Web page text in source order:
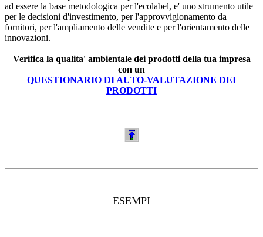
ad essere la base metodologica per l'ecolabel, e' uno strumento utile
per le decisioni d'investimento, per l'approvvigionamento da
fornitori, per l'ampliamento delle vendite e per l'orientamento delle
innovazioni.
Verifica la qualita' ambientale dei prodotti della tua impresa
con un
QUESTIONARIO DI AUTO-VALUTAZIONE DEI
PRODOTTI
ESEMPI